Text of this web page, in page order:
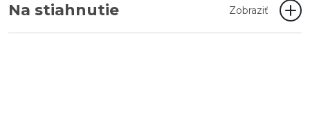
Na stiahnutie Zobraziť